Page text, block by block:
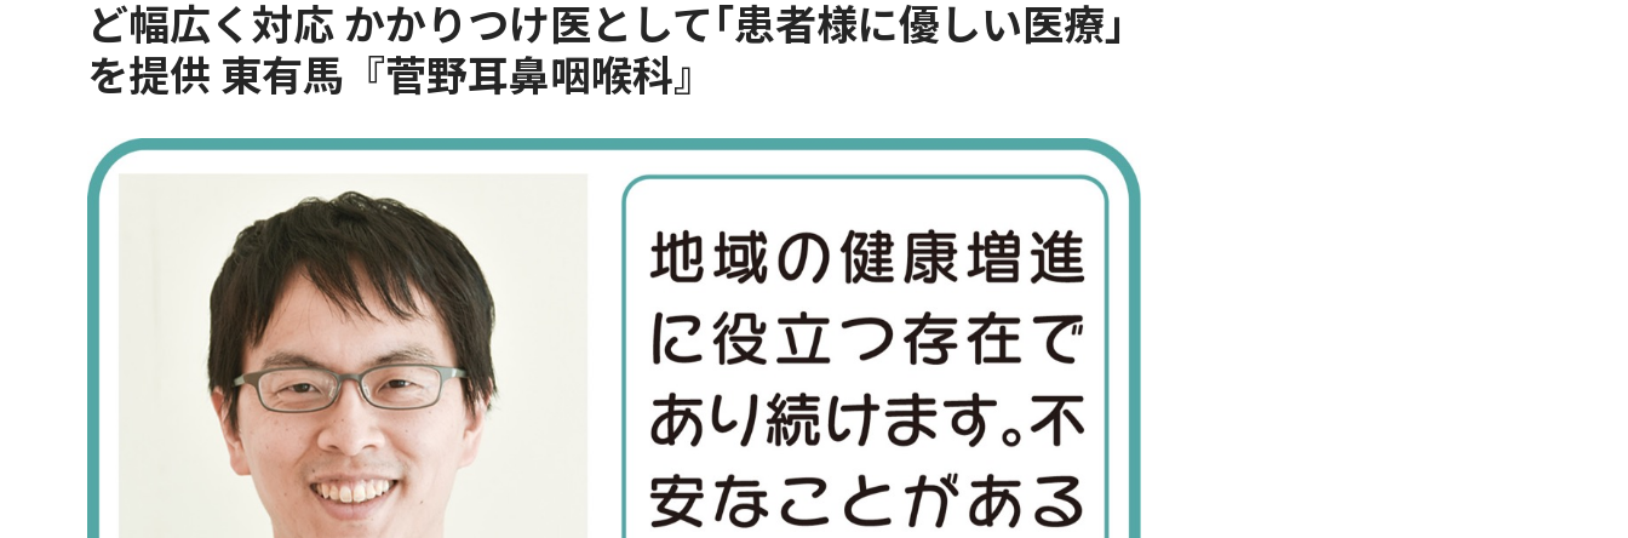
ど幅広く対応 かかりつけ医として｢患者様に優しい医療｣
を提供 東有馬『菅野耳鼻咽喉科』